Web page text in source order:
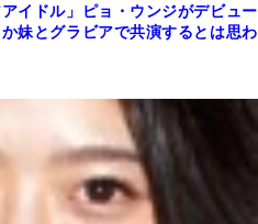
イドル」ピョ・ウンジがデビュー
妹とグラビアで共演するとは思わ